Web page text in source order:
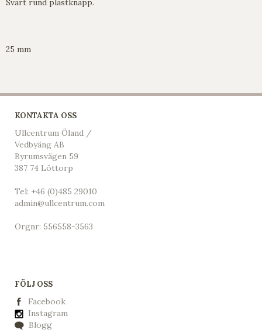
Svart rund plastknapp.
25 mm
KONTAKTA OSS
Ullcentrum Öland /
Vedbyäng AB
Byrumsvägen 59
387 74 Löttorp
Tel: +46 (0)485 29010
admin@ullcentrum.com
Orgnr: 556558-3563
FÖLJ OSS
Facebook
Instagram
Blogg